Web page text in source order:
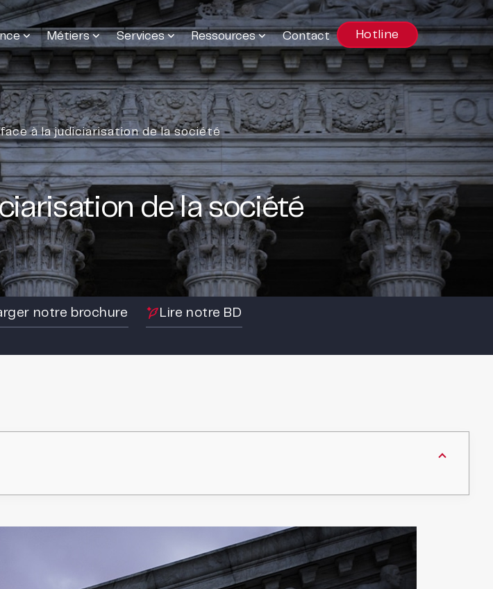
Métiers Services Ressources Contact Hotline
à la judiciarisation de la société
de la société
notre brochure Lire notre BD